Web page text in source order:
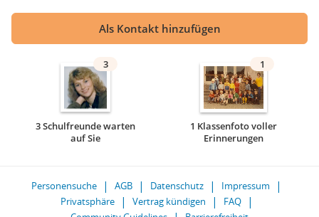
Als Kontakt hinzufügen
3
3 Schulfreunde warten
auf Sie
1
1 Klassenfoto voller
Erinnerungen
Personensuche AGB Datenschutz
Impressum
Privatsphäre
Vertrag kündigen
FAQ